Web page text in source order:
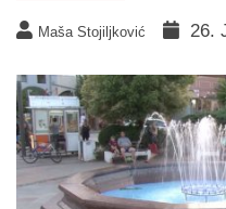
Maša Stojiljković 26.